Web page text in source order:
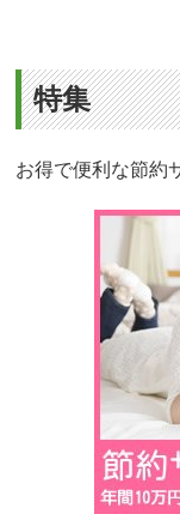
特集
お得で便利な節約